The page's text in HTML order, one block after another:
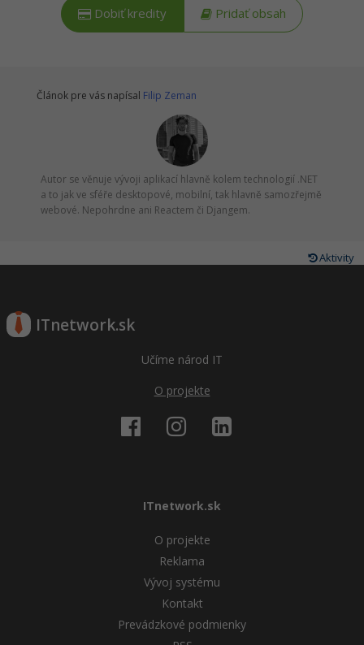
Dobiť kredity Pridať obsah
Článok pre vás napísal Filip Zeman
Autor se věnuje vývoji aplikací hlavně kolem technologií .NET
a to jak ve sféře desktopové, mobilní, tak hlavně samozřejmě
webové. Nepohrdne ani Reactem či Djangem.
Aktivity
ITnetwork.sk
Učíme národ IT
O projekte
ITnetwork.sk
O projekte
Reklama
Vývoj systému
Kontakt
Prevádzkové podmienky